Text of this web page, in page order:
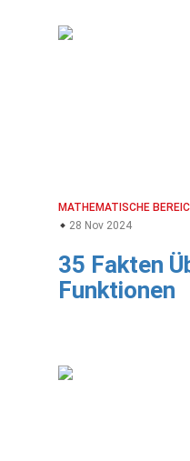
MATHEMATISCHE
28 Nov 2024
35 Fakten
Funktionen